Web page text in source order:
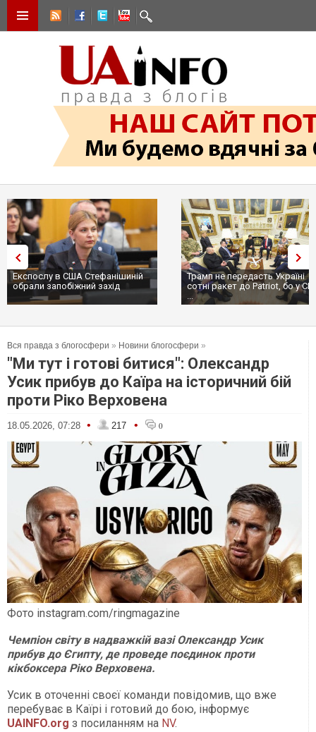
Експослу в США Стефанішиній
обрали запобіжний захід
Трамп не передасть Україні
сотні ракет до Patriot, бо у
...
Вся правда з блогосфери » Новини блогосфери »
"Ми тут і готові битися": Олександр
Усик прибув до Каїра на історичний бій
проти Ріко Верховена
18.05.2026, 07:28 • 217 • 0
Фото instagram.com/ringmagazine
Чемпіон світу в надважкій вазі Олександр Усик
прибув до Єгипту, де проведе поєдинок проти
кікбоксера Ріко Верховена.
Усик в оточенні своєї команди повідомив, що вже
перебуває в Каїрі і готовий до бою, інформує
UAINFO.org з посиланням на NV.